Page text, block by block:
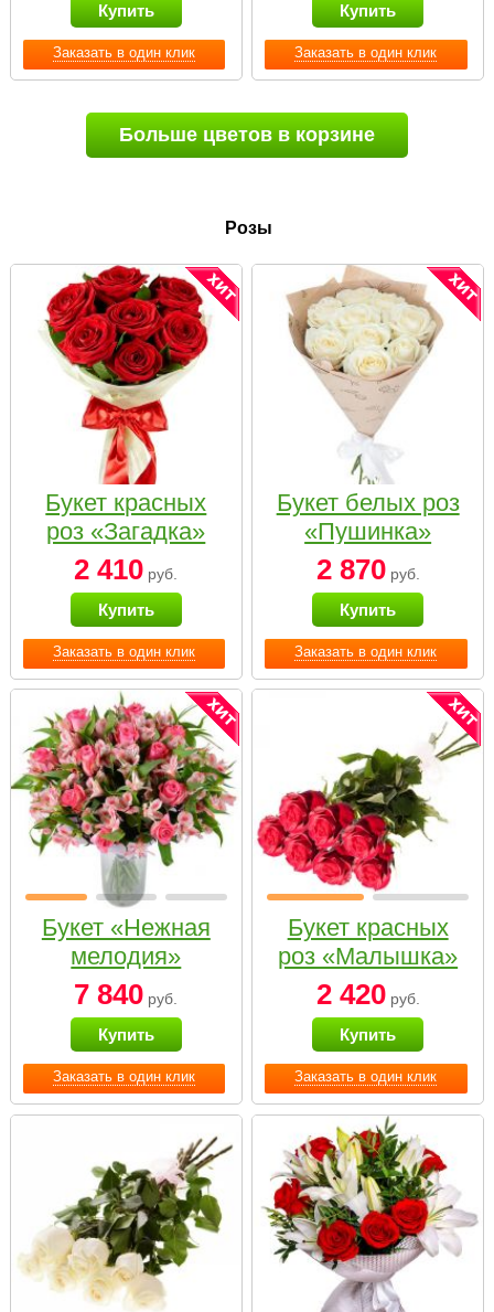
Заказать в один клик
Купить
Заказать в один клик
Купить
Больше цветов в корзине
Розы
Заказать в один клик
Букет красных
роз «Загадка»
2 410 руб.
Купить
Заказать в один клик
Букет белых роз
«Пушинка»
2 870руб.
Купить
Заказать в один клик
Букет «Нежная
мелодия»
7 840 руб.
Купить
Заказать в один клик
Букет красных
роз «Малышка»
2 420руб.
Купить